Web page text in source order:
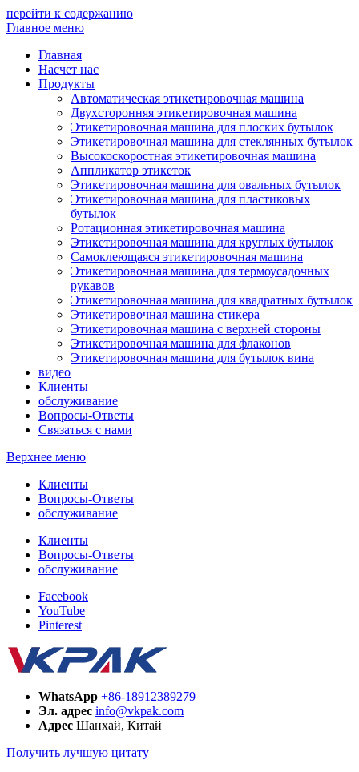
перейти к содержанию
Главное меню
Главная
Насчет нас
Продукты
Автоматическая этикетировочная машина
Двухсторонняя этикетировочная машина
Этикетировочная машина для плоских бутылок
Этикетировочная машина для стеклянных бутылок
Высокоскоростная этикетировочная машина
Аппликатор этикеток
Этикетировочная машина для овальных бутылок
Этикетировочная машина для пластиковых
бутылок
Ротационная этикетировочная машина
Этикетировочная машина для круглых бутылок
Самоклеющаяся этикетировочная машина
Этикетировочная машина для термоусадочных
рукавов
Этикетировочная машина для квадратных бутылок
Этикетировочная машина стикера
Этикетировочная машина с верхней стороны
Этикетировочная машина для флаконов
Этикетировочная машина для бутылок вина
видео
Клиенты
обслуживание
Вопросы-Ответы
Связаться с нами
Верхнее меню
Клиенты
Вопросы-Ответы
обслуживание
Клиенты
Вопросы-Ответы
обслуживание
Facebook
YouTube
Pinterest
WhatsApp +86-18912389279
Эл. адрес info@vkpak.com
Адрес Шанхай, Китай
Получить лучшую цитату